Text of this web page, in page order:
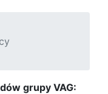
grupy VAG: